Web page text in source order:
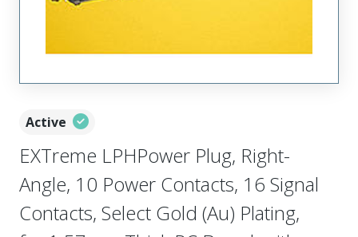
Active
EXTreme LPHPower Plug, Right-
Angle, 10 Power Contacts, 16 Signal
Contacts, Select Gold (Au) Plating,